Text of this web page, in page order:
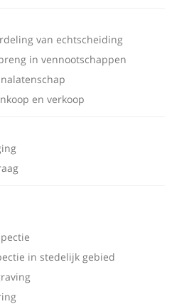
van echtscheiding
in vennootschappen
en verkoop
in stedelijk gebied